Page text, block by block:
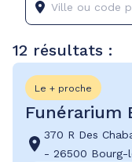
12 résultats :
Le + proche
Funérarium
370 R Des
- 26500 Bourg-